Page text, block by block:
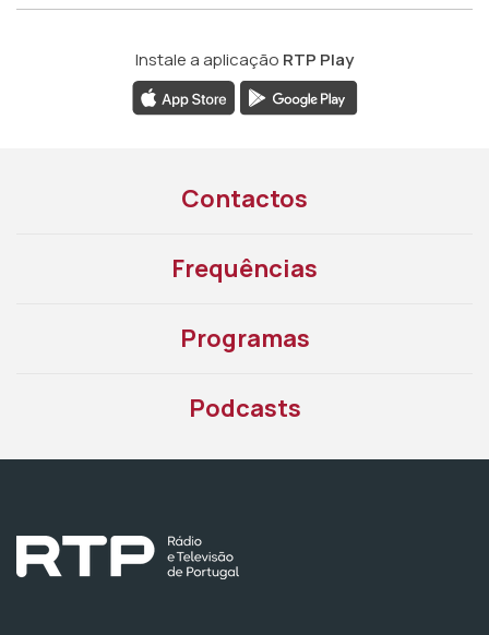
Instale a aplicação RTP Play
Contactos
Frequências
Programas
Podcasts